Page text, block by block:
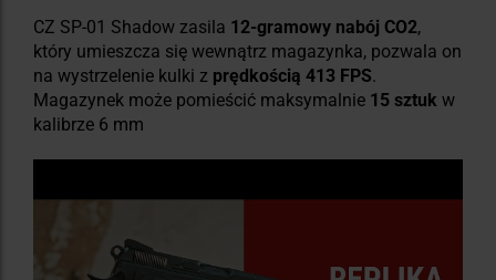
CZ SP-01 Shadow zasila 12-gramowy nabój CO2,
który umieszcza się wewnątrz magazynka, pozwala on
na wystrzelenie kulki z prędkością 413 FPS.
Magazynek może pomieścić maksymalnie 15 sztuk w
kalibrze 6 mm